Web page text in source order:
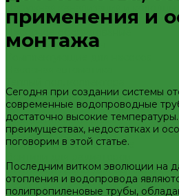
Наружная канализация
Колодезные насосы
Коллекторные системы
Смесительные узлы и клапаны
Шкафы коллекторные
Запорная арматура
Краны шаровые латунные
Вентили и краны для бытовой
Запорно-регулировочная и
применения и
монтажа
Сегодня при создании системы
современные водопроводные
достаточно высокие
преимуществах, недостатках и
поговорим в этой статье.
Последним витком эволюции на
отопления и водопровода
полипропиленовые трубы,